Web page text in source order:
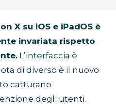
X su iOS e iPadOS è
invariata rispetto
L’interfaccia è
di diverso è il nuovo
catturano
degli utenti.